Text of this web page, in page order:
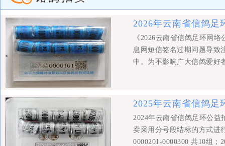
2026年云南省信鸽足
《2026云南省信鸽足环网
息网短信签名过期问题导致
中。为不影响广大信鸽爱好
福！ 昆明市信鸽协会2025
间：2026年1月5日晚上20
段，分20个标段完成。 号段
共10组。
2025年云南省信鸽足
2024年云南省信鸽足环公益
卖采用分号段结标的方式进
0000201-0000300 共10组；